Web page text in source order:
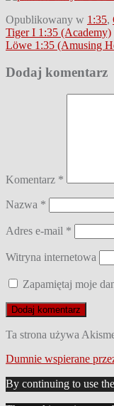
Opublikowany w 1:35,
Nawigacja
wpisu
Tiger I 1:35 (Academy)
Löwe 1:35 (Amusing
Dodaj komentarz
Komentarz *
Nazwa *
Adres e-mail *
Witryna internetowa
Zapamiętaj moje
Ta strona używa
Dumnie wspierane
By continuing to use